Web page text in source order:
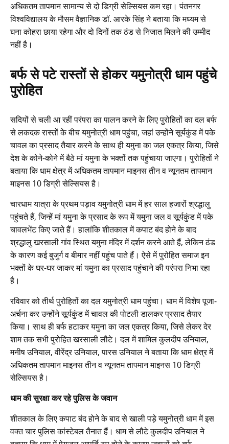
अधिकतम तापमान सामान्य से दो डिग्री सेल्सियस कम रहा। पंतनगर
विश्वविद्यालय के मौसम वैज्ञानिक डॉ. आरके सिंह ने बताया कि मध्यम से
घना कोहरा छाया रहेगा और दो दिनों तक ठंड से निजात मिलने की उम्मीद
नहीं है।
बर्फ से पटे रास्तों से होकर यमुनोत्री धाम पहुंचे
पुरोहित
सदियों से चली आ रहीं परंपरा का पालन करने के लिए पुरोहितों का दल बर्फ
से लकदक रास्तों के बीच यमुनोत्री धाम पहुंचा, जहां उन्होंने सूर्यकुंड में पके
चावल का प्रसाद तैयार करने के साथ ही यमुना का जल एकत्र किया, जिसे
देश के कोने-कोने में बैठे मां यमुना के भक्तों तक पहुंचाया जाएगा। पुरोहितों ने
बताया कि धाम क्षेत्र में अधिकतम तापमान माइनस तीन व न्यूनतम तापमान
माइनस 10 डिग्री सेल्सियस है।
चारधाम यात्रा के प्रथम पड़ाव यमुनोत्री धाम में हर साल हजारों श्रद्धालु
पहुंचते हैं, जिन्हें मां यमुना के प्रसाद के रूप में यमुना जल व सूर्यकुंड में पके
चावलभेंट किए जाते हैं। हालांकि शीतकाल में कपाट बंद होने के बाद
श्रद्धालु खरसाली गांव स्थित यमुना मंदिर में दर्शन करने आते हैं, लेकिन ठंड
के कारण कई बुजुर्ग व बीमार नहीं पहुंच पाते हैं। ऐसे में पुरोहित समाज इन
भक्तों के घर-घर जाकर मां यमुना का प्रसाद पहुंचाने की परंपरा निभा रहा
है।
रविवार को तीर्थ पुरोहितों का दल यमुनोत्री धाम पहुंचा। धाम में विशेष पूजा-
अर्चना कर उन्होंने सूर्यकुंड में चावल की पोटली डालकर प्रसाद तैयार
किया। साथ ही बर्फ हटाकर यमुना का जल एकत्र किया, जिसे लेकर देर
शाम तक सभी पुरोहित खरसाली लौटे। दल में शामिल कुलदीप उनियाल,
मनीष उनियाल, वीरेंद्र उनियाल, पारस उनियाल ने बताया कि धाम क्षेत्र में
अधिकतम तापमान माइनस तीन व न्यूनतम तापमान माइनस 10 डिग्री
सेल्सियस है।
धाम की सुरक्षा कर रहे पुलिस के जवान
शीतकाल के लिए कपाट बंद होने के बाद से खाली पड़े यमुनोत्री धाम में इस
वक्त चार पुलिस कांस्टेबल तैनात हैं। धाम से लौटे कुलदीप उनियाल ने